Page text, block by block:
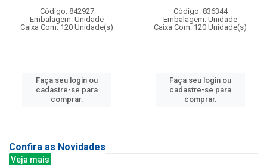
Código: 842927
Embalagem: Unidade
Caixa Com: 120 Unidade(s)
Faça seu login ou
cadastre-se para
comprar.
Código: 836344
Embalagem: Unidade
Caixa Com: 120 Unidade(s)
Faça seu login ou
cadastre-se para
comprar.
Confira as Novidades
Veja mais